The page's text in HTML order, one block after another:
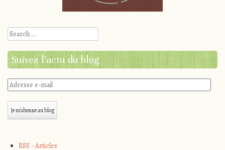
Search
Suivez l'actu du blog
Adresse
mail
Je m'abonne au blog
RSS - Articles